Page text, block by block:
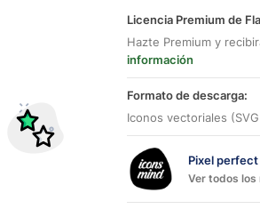
Licencia Premium de
Hazte Premium y
información
Formato de descarga:
Iconos vectoriales
Pixel perfect
Ver todos